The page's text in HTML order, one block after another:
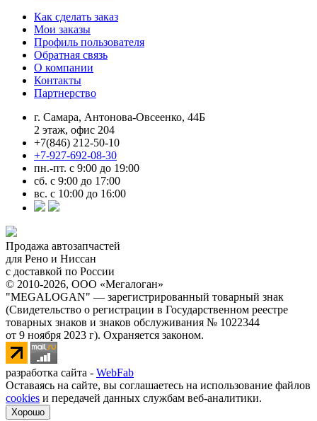
Как сделать заказ
Мои заказы
Профиль пользователя
Обратная связь
О компании
Контакты
Партнерство
г. Самара, Антонова-Овсеенко, 44Б
2 этаж, офис 204
+7(846) 212-50-10
+7-927-692-08-30
пн.-пт. с 9:00 до 19:00
сб. с 9:00 до 17:00
вс. с 10:00 до 16:00
Продажа автозапчастей
для Рено и Ниссан
с доставкой по России
© 2010-2026, ООО «Мегалоган»
"MEGALOGAN" — зарегистрированный товарный знак
(Свидетельство о регистрации в Государственном реестре
товарных знаков и знаков обслуживания № 1022344
от 9 ноября 2023 г). Охраняется законом.
разработка сайта - WebFab
Оставаясь на сайте, вы соглашаетесь на использование файлов
cookies и передачей данных службам веб-аналитики.
Хорошо